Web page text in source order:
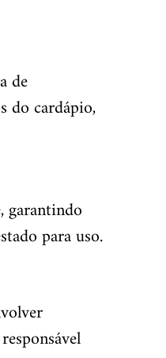
de
do cardápio,
garantindo
para uso.